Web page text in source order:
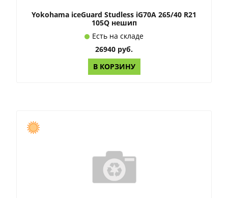
Yokohama iceGuard Studless iG70A 265/40 R21
105Q нешип
Есть на складе
26940 руб.
В КОРЗИНУ